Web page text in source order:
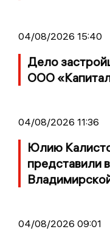
04/08/2026 15:40
Дело
ООО
04/08/2026 11:36
Юлию
представили
04/08/2026 09:01